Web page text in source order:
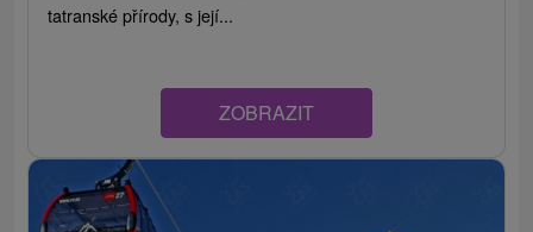
tatranské přírody, s její...
ZOBRAZIT